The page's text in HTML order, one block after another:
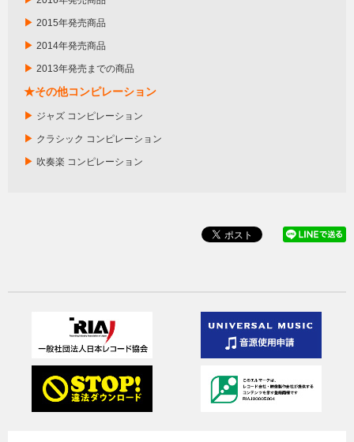
▶ 2015年発売商品
▶ 2014年発売商品
▶ 2013年発売までの商品
★その他コンピレーション
▶ ジャズ コンピレーション
▶ クラシック コンピレーション
▶ 吹奏楽 コンピレーション